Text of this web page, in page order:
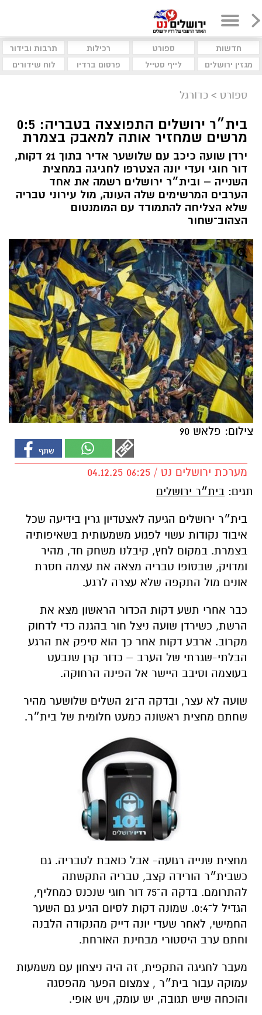
חדשות ספורט רכילות
תרבות ובידור
מגזין ירושלים
לייף סטייל פרסום ברדיו לוח שידורים
ספורט > כדורגל
בית״ר ירושלים התפוצצה בטבריה: 0:5
מרשים שמחזיר אותה למאבק בצמרת
ירדן שועה כיכב עם שלושער אדיר בתוך 21 דקות,
דור חוגי ועדי יונה הצטרפו לחגיגה במחצית
השנייה – ובית״ר ירושלים רשמה את אחד
הערבים המרשימים שלה העונה, מול עירוני טבריה
שלא הצליחה להתמודד עם המומנטום
הצהוב־שחור
צילום: פלאש 90
מערכת ירושלים נט / 06:25 04.12.25
תגים: בית״ר ירושלים
בית״ר ירושלים הגיעה לאצטדיון גרין בידיעה שכל
איבוד נקודות עשוי לפגוע משמעותית בשאיפותיה
בצמרת. במקום לחץ, קיבלנו משחק חד, מהיר
ומדויק, שבסופו טבריה מצאה את עצמה חסרת
אונים מול התקפה שלא עצרה לרגע.
כבר אחרי תשע דקות הכדור הראשון מצא את
הרשת, כשירדן שועה ניצל חור בהגנה כדי לדחוק
מקרוב. ארבע דקות אחר כך הוא סיפק את הרגע
הבלתי-שגרתי של הערב – כדור קרן שנבעט
בעוצמה וסיבב היישר אל הפינה הרחוקה.
שועה לא עצר, ובדקה ה־21 השלים שלושער מהיר
שחתם מחצית ראשונה כמעט חלומית של בית״ר.
מחצית שנייה רגועה- אבל כואבת לטבריה. גם
כשבית״ר הורידה קצב, טבריה התקשתה
להתרומם
. בדקה ה־75 דור חוגי שנכנס כמחליף,
הגדיל ל־0:4. שמונה דקות לסיום הגיע גם השער
החמישי, לאחר שעדי יונה דייק מהנקודה הלבנה
וחתם ערב היסטורי מבחינת האורחת.
מעבר לחגיגה התקפית, זה היה ניצחון עם משמעות
עמוקה עבור בית״ר , צמצום הפער מהפסגה
והוכחה שיש תגובה, יש עומק, ויש אופי.